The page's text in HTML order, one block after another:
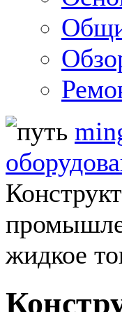
жидкое